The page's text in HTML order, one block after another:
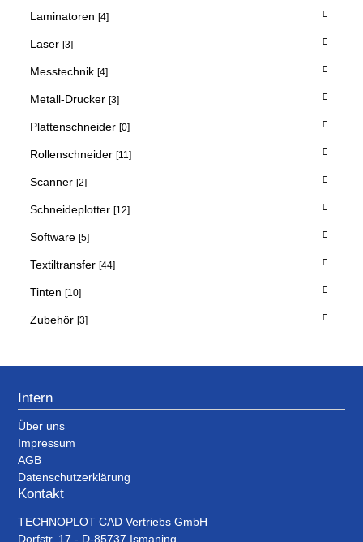
Laminatoren [4]
Laser [3]
Messtechnik [4]
Metall-Drucker [3]
Plattenschneider [0]
Rollenschneider [11]
Scanner [2]
Schneideplotter [12]
Software [5]
Textiltransfer [44]
Tinten [10]
Zubehör [3]
Intern
Über uns
Impressum
AGB
Datenschutzerklärung
Kontakt
TECHNOPLOT CAD Vertriebs GmbH
Dorfstr. 17 - D-85737 Ismaning